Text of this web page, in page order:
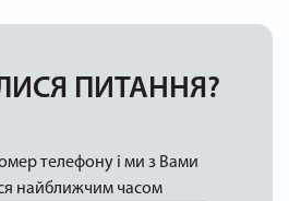
ПИТАННЯ?
телефону і ми з Вами
найближчим часом